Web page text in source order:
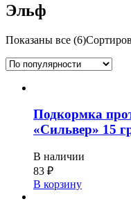
Эльф
Показаны все (6)
Подкормка
«Сильвер» 15
В наличии
83 ₽
В корзину